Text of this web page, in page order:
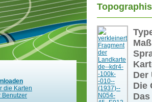
die Karten
Benutzer
Der
Die